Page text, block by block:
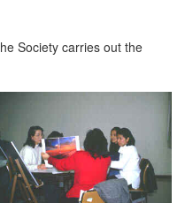
Society carries out the